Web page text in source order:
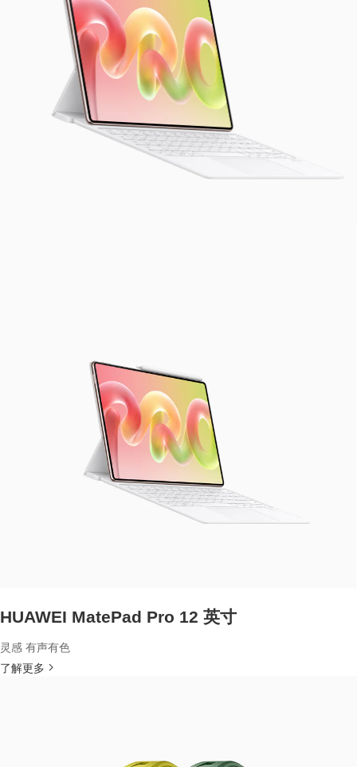
HUAWEI MatePad Pro 12 英寸
灵感 有声有色
了解更多